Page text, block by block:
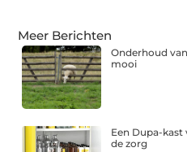
Meer Berichten
Onderhoud
mooi
Een Dupa-
de zorg